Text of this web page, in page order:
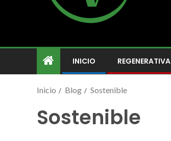
INICIO REGENERATIVA
Inicio Blog Sostenible
Sostenible